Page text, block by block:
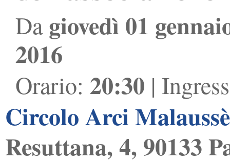
Dagiovedì 01
2016
Orario: 20:30 |
Circolo Arci
Resuttana, 4, 90133